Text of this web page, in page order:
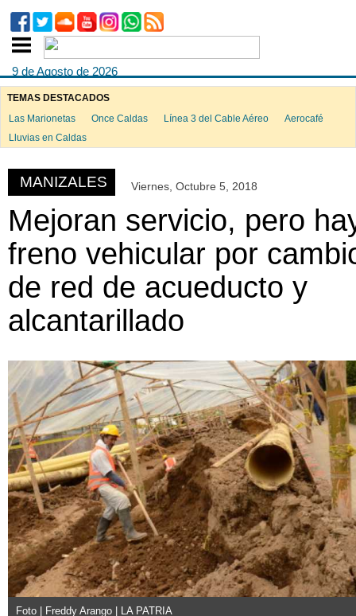
9 de Agosto de 2026
TEMAS DESTACADOS
Las Marionetas
Once Caldas Línea 3 del Cable Aéreo
Aerocafé
Lluvias en Caldas
MANIZALES Viernes, Octubre 5, 2018
Mejoran servicio, pero
freno vehicular por
de red de acueducto y
alcantarillado
Foto | Freddy Arango | LA PATRIA